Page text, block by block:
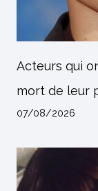
Acteurs qui
mort de leur
07/08/2026